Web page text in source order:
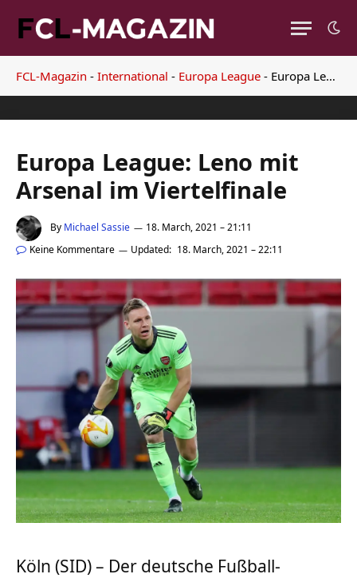
FCL-Magazin - International - Europa League - Europa League: Leno mit Arsenal im Viertelfinale
Europa League: Leno mit
Arsenal im Viertelfinale
By Michael Sassie
18. March, 2021 – 21:11
Keine Kommentare
Updated: 18. March, 2021 – 22:11
Köln (SID) – Der deutsche Fußball-